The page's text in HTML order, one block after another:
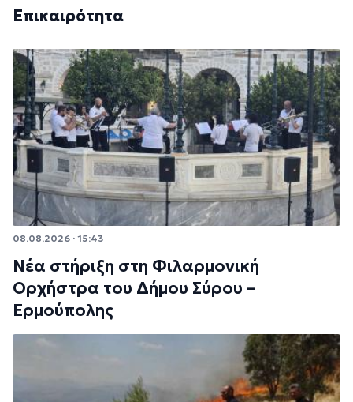
Επικαιρότητα
08.08.2026 · 15:43
Νέα στήριξη στη Φιλαρμονική
Ορχήστρα του Δήμου Σύρου –
Ερμούπολης